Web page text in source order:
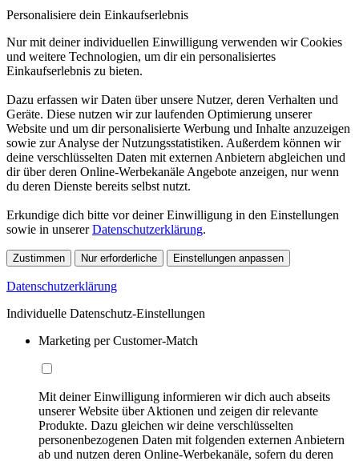
Personalisiere dein Einkaufserlebnis
Nur mit deiner individuellen Einwilligung verwenden wir Cookies
und weitere Technologien, um dir ein personalisiertes
Einkaufserlebnis zu bieten.
Dazu erfassen wir Daten über unsere Nutzer, deren Verhalten und
Geräte. Diese nutzen wir zur laufenden Optimierung unserer
Website und um dir personalisierte Werbung und Inhalte anzuzeigen
sowie zur Analyse der Nutzungsstatistiken. Außerdem können wir
deine verschlüsselten Daten mit externen Anbietern abgleichen und
dir über deren Online-Werbekanäle Angebote anzeigen, nur wenn
du deren Dienste bereits selbst nutzt.
Erkundige dich bitte vor deiner Einwilligung in den Einstellungen
sowie in unsererDatenschutzerklärung.
Zustimmen Nur erforderliche Einstellungen anpassen
Datenschutzerklärung
Individuelle Datenschutz-Einstellungen
Marketing per Customer-Match
Mit deiner Einwilligung informieren wir dich auch abseits
unserer Website über Aktionen und zeigen dir relevante
Produkte. Dazu gleichen wir deine verschlüsselten
personenbezogenen Daten mit folgenden externen Anbietern
ab und nutzen deren Online-Werbekanäle, sofern du deren